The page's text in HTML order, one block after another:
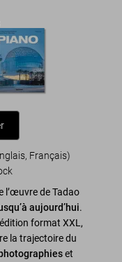
Français)
l’œuvre de Tadao
aujourd’hui.
format XXL,
la trajectoire du
et